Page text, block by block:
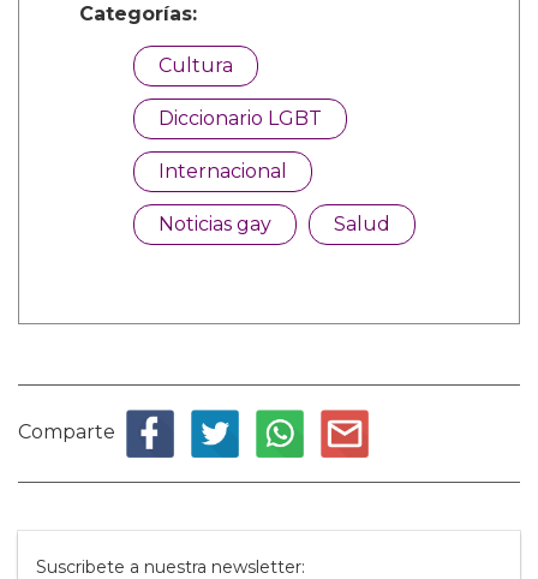
Categorías:
Cultura
Diccionario LGBT
Internacional
Noticias gay Salud
Comparte
Suscribete a nuestra newsletter: